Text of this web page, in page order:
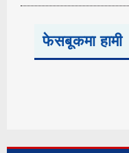
फेसबूकमा हामी